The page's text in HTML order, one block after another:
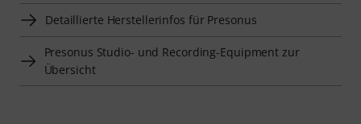
Detaillierte Herstellerinfos für Presonus
Presonus Studio- und Recording-Equipment zur
Übersicht